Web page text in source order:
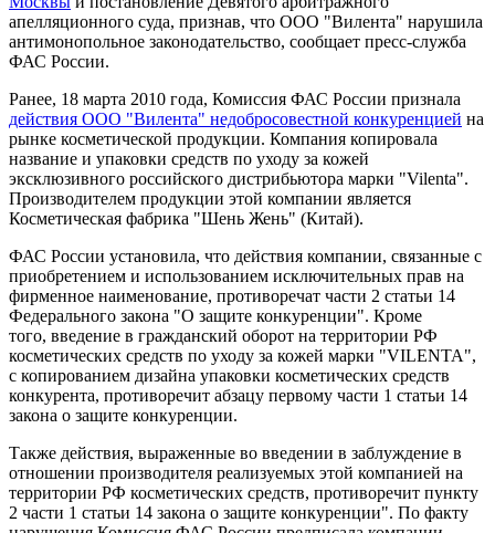
апелляционного суда, признав, что ООО "Вилента" нарушила
антимонопольное законодательство, сообщает пресс-служба
ФАС России.
Ранее, 18 марта 2010 года, Комиссия ФАС России признала
действия ООО "Вилента" недобросовестной конкуренцией на
рынке косметической продукции. Компания копировала
название и упаковки средств по уходу за кожей
эксклюзивного российского дистрибьютора марки "Vilenta".
Производителем продукции этой компании является
Косметическая фабрика "Шень Жень" (Китай).
ФАС России установила, что действия компании, связанные с
приобретением и использованием исключительных прав на
фирменное наименование, противоречат части 2 статьи 14
Федерального закона "О защите конкуренции". Кроме
того, введение в гражданский оборот на территории РФ
косметических средств по уходу за кожей марки "VILENTA",
с копированием дизайна упаковки косметических средств
конкурента, противоречит абзацу первому части 1 статьи 14
закона о защите конкуренции.
Также действия, выраженные во введении в заблуждение в
отношении производителя реализуемых этой компанией на
территории РФ косметических средств, противоречит пункту
2 части 1 статьи 14 закона о защите конкуренции". По факту